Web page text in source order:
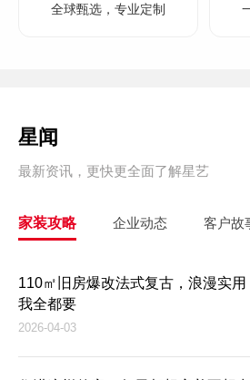
全球甄选，专业定制
星闻
最新资讯，更快更全面了解星艺
家装攻略 企业动态 客户故
110㎡旧房爆改法式复古，浪漫实用
我全都要
2026-04-03